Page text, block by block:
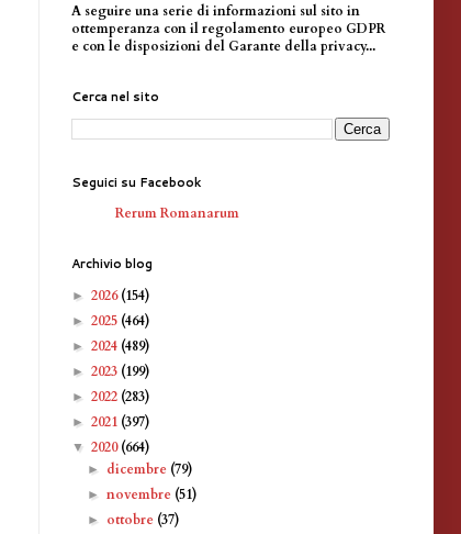
A seguire una serie di informazioni sul sito in
ottemperanza con il regolamento europeo GDPR
e con le disposizioni del Garante della privacy...
Cerca nel sito
Seguici su Facebook
Rerum Romanarum
Archivio blog
► 2026(154)
► 2025 (464)
► 2024 (489)
► 2023 (199)
► 2022 (283)
► 2021 (397)
▼ 2020(664)
► dicembre (79)
►novembre (51)
► ottobre (37)